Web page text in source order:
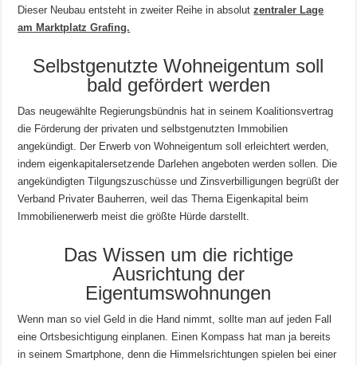
Dieser Neubau entsteht in zweiter Reihe in absolutzentraler Lage
am Marktplatz Grafing.
Selbstgenutzte Wohneigentum soll
bald gefördert werden
Das neugewählte Regierungsbündnis hat in seinem Koalitionsvertrag
die Förderung der privaten und selbstgenutzten Immobilien
angekündigt. Der Erwerb von Wohneigentum soll erleichtert werden,
indem eigenkapitalersetzende Darlehen angeboten werden sollen. Die
angekündigten Tilgungszuschüsse und Zinsverbilligungen begrüßt der
Verband Privater Bauherren, weil das Thema Eigenkapital beim
Immobilienerwerb meist die größte Hürde darstellt.
Das Wissen um die richtige
Ausrichtung der
Eigentumswohnungen
Wenn man so viel Geld in die Hand nimmt, sollte man auf jeden Fall
eine Ortsbesichtigung einplanen. Einen Kompass hat man ja bereits
in seinem Smartphone, denn die Himmelsrichtungen spielen bei einer